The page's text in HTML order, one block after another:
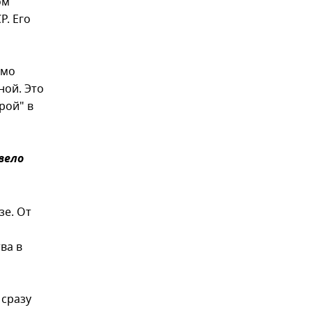
Его
Это
в
От
в